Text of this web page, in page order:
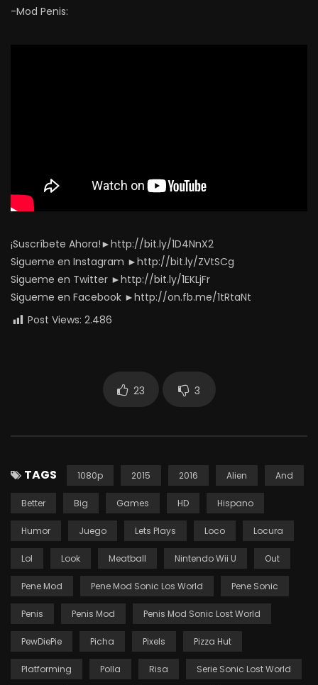
-Mod Penis:
¡Suscríbete Ahora!►http://bit.ly/1D4NnX2
Sigueme en Instagram ►http://bit.ly/ZVtSCg
Sigueme en Twitter ►http://bit.ly/1EKLjFr
Sigueme en Facebook ►http://on.fb.me/1tRtaNt
Post Views: 2.486
23 3
TAGS 1080p 2015 2016 Alien And
Better Big Games HD Hispano
Humor Juego Lets Plays Loco Locura
Lol Look Meatball Nintendo Wii U Out
Pene Mod Pene Mod Sonic Los World Pene Sonic
Penis Penis Mod Penis Mod Sonic Lost World
PewDiePie Picha Pixels Pizza Hut
Platforming Polla Risa Serie Sonic Lost World